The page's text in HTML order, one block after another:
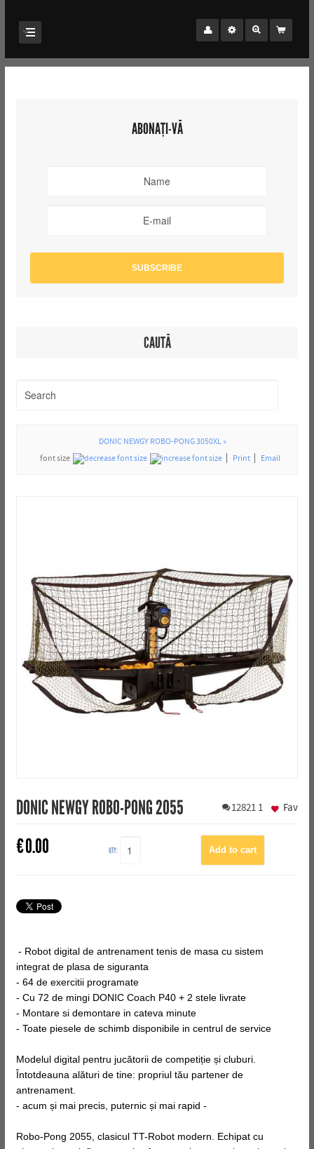
ABONAȚI-VĂ
CAUTĂ
DONIC NEWGY ROBO-PONG 3050XL »
font size
Print Email
DONIC NEWGY ROBO-PONG 2055 12821 1
€0.00 QTY:
Fav
- Robot digital de antrenament tenis de masa cu sistem
integrat de plasa de siguranta
- 64 de exercitii programate
- Cu 72 de mingi DONIC Coach P40 + 2 stele livrate
- Montare si demontare in cateva minute
- Toate piesele de schimb disponibile in centrul de service
Modelul digital pentru jucătorii de competiție și cluburi.
Întotdeauna alături de tine: propriul tău partener de
antrenament.
- acum și mai precis, puternic și mai rapid -
Robo-Pong 2055, clasicul TT-Robot modern. Echipat cu